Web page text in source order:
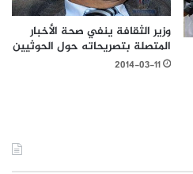
وزير الثقافة ينفي صحة الأخبار
المتصلة بتصريحاته حول الحوثيين
2014-03-11